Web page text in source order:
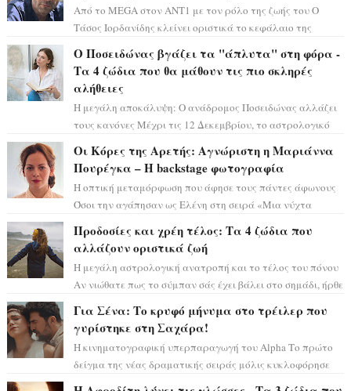
Από το MEGA στον ΑΝΤ1 με τον ρόλο της ζωής του Ο
Τάσος Ιορδανίδης κλείνει οριστικά το κεφάλαιο της
Ο Ποσειδώνας βγάζει τα "άπλυτα" στη φόρα -
Τα 4 ζώδια που θα μάθουν τις πιο σκληρές
αλήθειες
Η μεγάλη αποκάλυψη: Ο ανάδρομος Ποσειδώνας αλλάζει
τους κανόνες Μέχρι τις 12 Δεκεμβρίου, το αστρολογικό
Οι Κόρες της Αρετής: Αγνώριστη η Μαριάννα
Πουρέγκα – H backstage φωτογραφία
Η οπτική μεταμόρφωση που άφησε τους πάντες άφωνους
Όσοι την αγάπησαν ως Ελένη στη σειρά «Μια νύχτα
Προδοσίες και χρέη τέλος: Τα 4 ζώδια που
αλλάζουν οριστικά ζωή
Η μεγάλη αστρολογική ανατροπή και το τέλος του πόνου
Αν νιώθατε πως το σύμπαν σάς έχει βάλει στο σημάδι, ήρθε
Για Σένα: Το κρυφό μήνυμα στο τρέιλερ που
γυρίστηκε στη Σαχάρα!
Η κινηματογραφική υπερπαραγωγή του Alpha Το πρώτο
δείγμα της νέας δραματικής σειράς μόλις κυκλοφόρησε